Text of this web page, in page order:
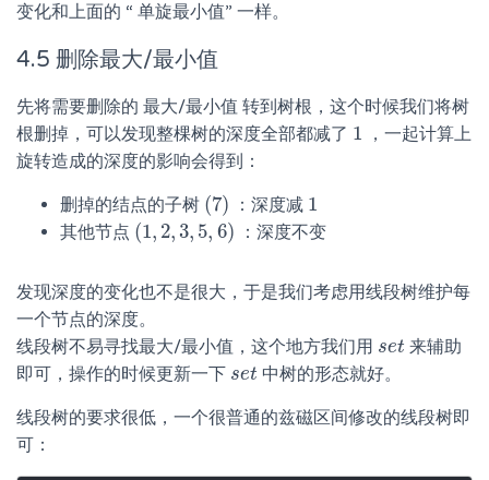
变化和上面的 “ 单旋最小值” 一样。
4.5 删除最大/最小值
先将需要删除的 最大/最小值 转到树根，这个时候我们将树
根删掉，可以发现整棵树的深度全部都减了 1
1 ，一起计算上
旋转造成的深度的影响会得到：
删掉的结点的子树 (7)
(7) ：深度减 1
1
其他节点 (1, 2,3, 5, 6)
(1,2,3,5 ,6 ：深度不变
发现深度的变化也不是很大，于是我们考虑用线段树维护每
一个节点的深度。
线段树不易寻找最大/最小值，这个地方我们用 set
set 来辅助
即可，操作的时候更新一下 set
set 中树的形态就好。
线段树的要求很低，一个很普通的兹磁区间修改的线段树即
可：